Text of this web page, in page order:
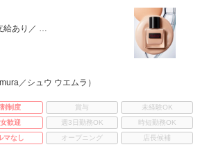
給あり／ …
／シュウ ウエムラ）
制度 賞与
未経験OK
歓迎 週3日勤務OK
時短勤務OK
マなし オープニング
店長候補